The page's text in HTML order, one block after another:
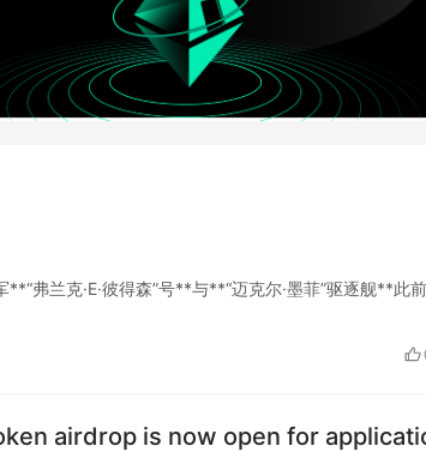
弗兰克·E·彼得森”号**与**“迈克尔·墨菲”驱逐舰**此
airdrop is now open for